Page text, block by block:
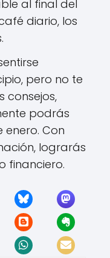
al final del
diario, los
pero no te
consejos,
podrás
Con
lograrás
financiero.